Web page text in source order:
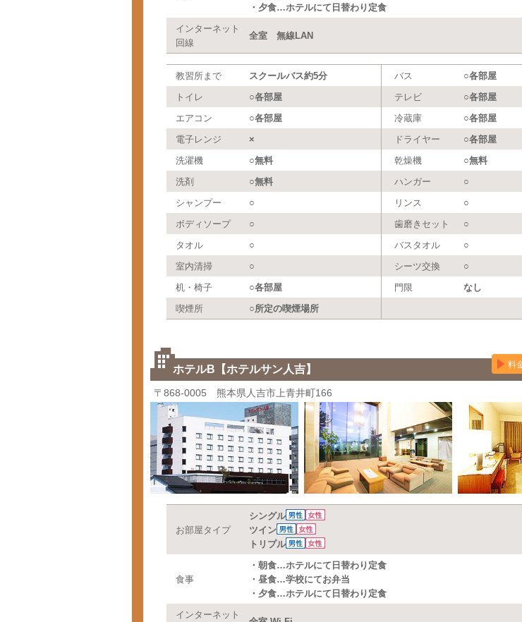
・夕食…ホテルにて日替わり定食
インターネット
回線
全室 無線LAN
教習所まで スクールバス約5分 バス
○各部屋
トイレ
○各部屋 テレビ
○各部屋
エアコン
○各部屋 冷蔵庫
○各部屋
電子レンジ
× ドライヤー
○各部屋
洗濯機
○無料 乾燥機
○無料
洗剤
○無料 ハンガー
○
シャンプー
○ リンス
○
ボディソープ
○ 歯磨きセット
○
タオル
○ バスタオル
○
室内清掃
○ シーツ交換
○
机・椅子
○各部屋 門限
なし
喫煙所
○所定の喫煙場所
ホテルB【ホテルサン人吉】 料
〒868-0005 熊本県人吉市上青井町166
お部屋タイプ
シングル
ツイン
トリプル
食事
・朝食…ホテルにて日替わり定食
・昼食…学校にてお弁当
・夕食…ホテルにて日替わり定食
インターネット